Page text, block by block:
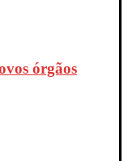
órgãos